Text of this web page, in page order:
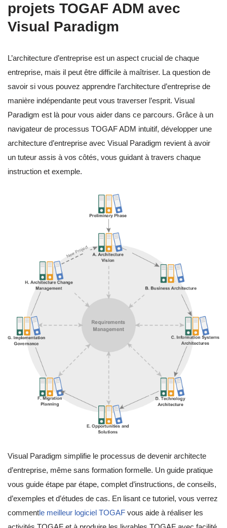
projets TOGAF ADM avec
Visual Paradigm
L’architecture d’entreprise est un aspect crucial de chaque
entreprise, mais il peut être difficile à maîtriser. La question de
savoir si vous pouvez apprendre l’architecture d’entreprise de
manière indépendante peut vous traverser l’esprit. Visual
Paradigm est là pour vous aider dans ce parcours. Grâce à un
navigateur de processus TOGAF ADM intuitif, développer une
architecture d’entreprise avec Visual Paradigm revient à avoir
un tuteur assis à vos côtés, vous guidant à travers chaque
instruction et exemple.
Visual Paradigm simplifie le processus de devenir architecte
d’entreprise, même sans formation formelle. Un guide pratique
vous guide étape par étape, complet d’instructions, de conseils,
d’exemples et d’études de cas. En lisant ce tutoriel, vous verrez
commentle meilleur logiciel TOGAF vous aide à réaliser les